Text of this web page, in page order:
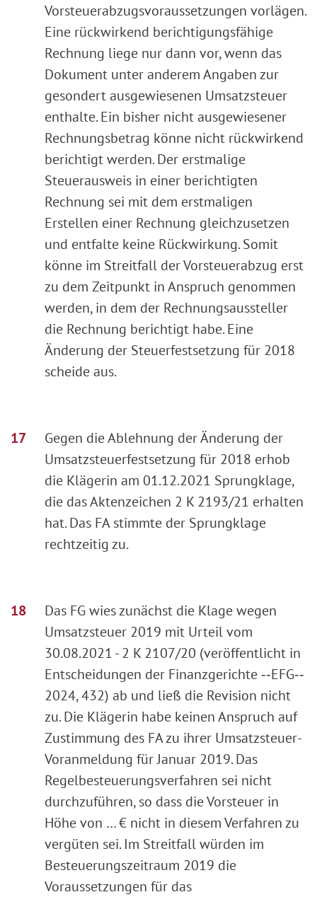
Vorsteuerabzugsvoraussetzungen vorlägen.
Eine rückwirkend berichtigungsfähige
Rechnung liege nur dann vor, wenn das
Dokument unter anderem Angaben zur
gesondert ausgewiesenen Umsatzsteuer
enthalte. Ein bisher nicht ausgewiesener
Rechnungsbetrag könne nicht rückwirkend
berichtigt werden. Der erstmalige
Steuerausweis in einer berichtigten
Rechnung sei mit dem erstmaligen
Erstellen einer Rechnung gleichzusetzen
und entfalte keine Rückwirkung. Somit
könne im Streitfall der Vorsteuerabzug erst
zu dem Zeitpunkt in Anspruch genommen
werden, in dem der Rechnungsaussteller
die Rechnung berichtigt habe. Eine
Änderung der Steuerfestsetzung für 2018
scheide aus.
Gegen die Ablehnung der Änderung der
Umsatzsteuerfestsetzung für 2018 erhob
die Klägerin am 01.12.2021 Sprungklage,
die das Aktenzeichen 2 K 2193/21 erhalten
hat. Das FA stimmte der Sprungklage
rechtzeitig zu.
Das FG wies zunächst die Klage wegen
Umsatzsteuer 2019 mit Urteil vom
30.08.2021 - 2 K 2107/20 (veröffentlicht in
Entscheidungen der Finanzgerichte ‑‑EFG‑‑
2024, 432) ab und ließ die Revision nicht
zu. Die Klägerin habe keinen Anspruch auf
Zustimmung des FA zu ihrer Umsatzsteuer-
Voranmeldung für Januar 2019. Das
Regelbesteuerungsverfahren sei nicht
durchzuführen, so dass die Vorsteuer in
Höhe von … € nicht in diesem Verfahren zu
vergüten sei. Im Streitfall würden im
Besteuerungszeitraum 2019 die
Voraussetzungen für das